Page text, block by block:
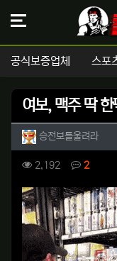
공식보증업체 스포
여보, 맥주 딱 한
작성자 정보
승전보를울려라작성
컨텐츠 정보
2,192 조회 2댓글
본문